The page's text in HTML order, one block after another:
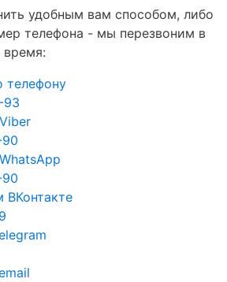
удобным вам способом, либо
телефона - мы перезвоним в
телефону
93
ВКонтакте